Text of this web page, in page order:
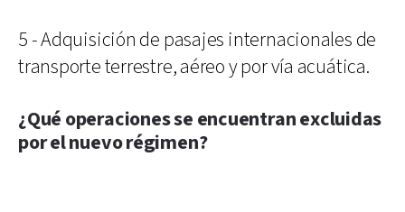
5 - Adquisición de pasajes internacionales de
transporte terrestre, aéreo y por vía acuática.
¿Qué operaciones se encuentran excluidas
por el nuevo régimen?